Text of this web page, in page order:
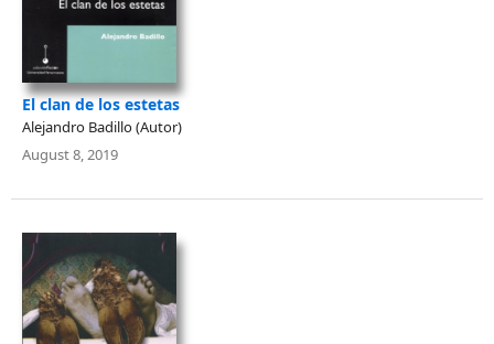
El clan de los estetas
Alejandro Badillo (Autor)
August 8, 2019